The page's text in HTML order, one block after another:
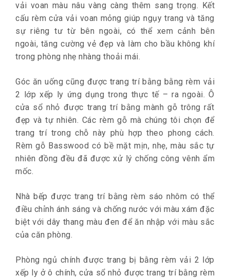
vải voan màu nâu vàng càng thêm sang trọng. Kết
cấu rèm cửa vải voan mỏng giúp ngụy trang và tăng
sự riêng tư từ bên ngoài, có thể xem cảnh bên
ngoài, tăng cường vẻ đẹp và làm cho bầu không khí
trong phòng nhẹ nhàng thoải mái.
Góc ăn uống cũng được trang trí bằng bằng rèm vải
2 lớp xếp ly ứng dụng trong thực tế – ra ngoài. Ô
cửa sổ nhỏ được trang trí bằng mành gỗ trông rất
đẹp và tự nhiên. Các rèm gỗ mà chúng tôi chọn để
trang trí trong chỗ này phù hợp theo phong cách.
Rèm gỗ Basswood có bề mặt mịn, nhẹ, màu sắc tự
nhiên đồng đều đã được xử lý chống công vênh ẩm
mốc.
Nhà bếp được trang trí bằng rèm sáo nhôm có thể
điều chỉnh ánh sáng và chống nước với màu xám đặc
biệt với dây thang màu đen để ăn nhập với màu sắc
của căn phòng.
Phòng ngủ chính được trang bị bằng rèm vải 2 lớp
xếp ly ở ô chính, cửa sổ nhỏ được trang trí bằng rèm